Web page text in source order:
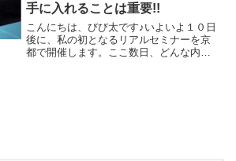
手に入れることは重要!!
こんにちは、びび太です♪いよいよ１０日
後に、私の初となるリアルセミナーを京
都で開催します。ここ数日、どんな内容